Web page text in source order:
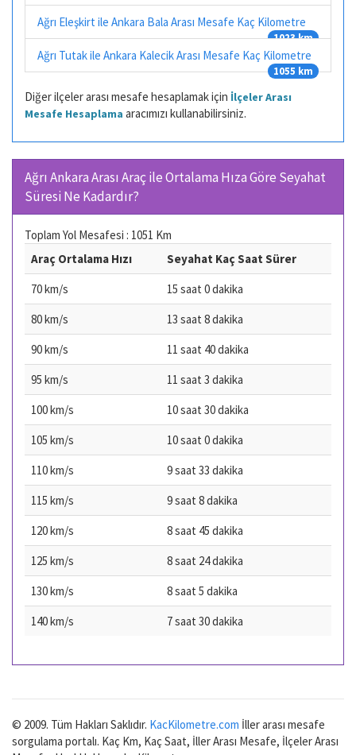
Ağrı Eleşkirt ile Ankara Bala Arası Mesafe Kaç Kilometre
1023 km
Ağrı Tutak ile Ankara Kalecik Arası Mesafe Kaç Kilometre
1055 km
Diğer ilçeler arası mesafe hesaplamak için İlçeler Arası
Mesafe Hesaplama aracımızı kullanabilirsiniz.
Ağrı Ankara Arası Araç ile Ortalama Hıza Göre Seyahat
Süresi Ne Kadardır?
Toplam Yol Mesafesi : 1051 Km
Araç Ortalama Hızı
Seyahat Kaç Saat Sürer
70 km/s
15 saat 0 dakika
80 km/s
13 saat 8 dakika
90 km/s
11 saat 40 dakika
95 km/s
11 saat 3 dakika
100 km/s
10 saat 30 dakika
105 km/s
10 saat 0 dakika
110 km/s
9 saat 33 dakika
115 km/s
9 saat 8 dakika
120 km/s
8 saat 45 dakika
125 km/s
8 saat 24 dakika
130 km/s
8 saat 5 dakika
140 km/s
7 saat 30 dakika
© 2009. Tüm Hakları Saklıdır. KacKilometre.com İller arası mesafe
sorgulama portalı. Kaç Km, Kaç Saat, İller Arası Mesafe, İlçeler Arası